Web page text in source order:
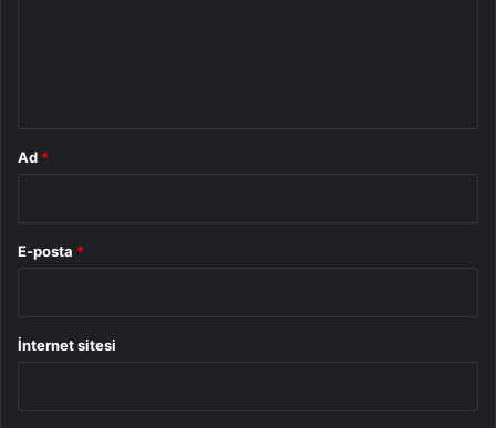
Ad *
E-posta *
İnternet sitesi